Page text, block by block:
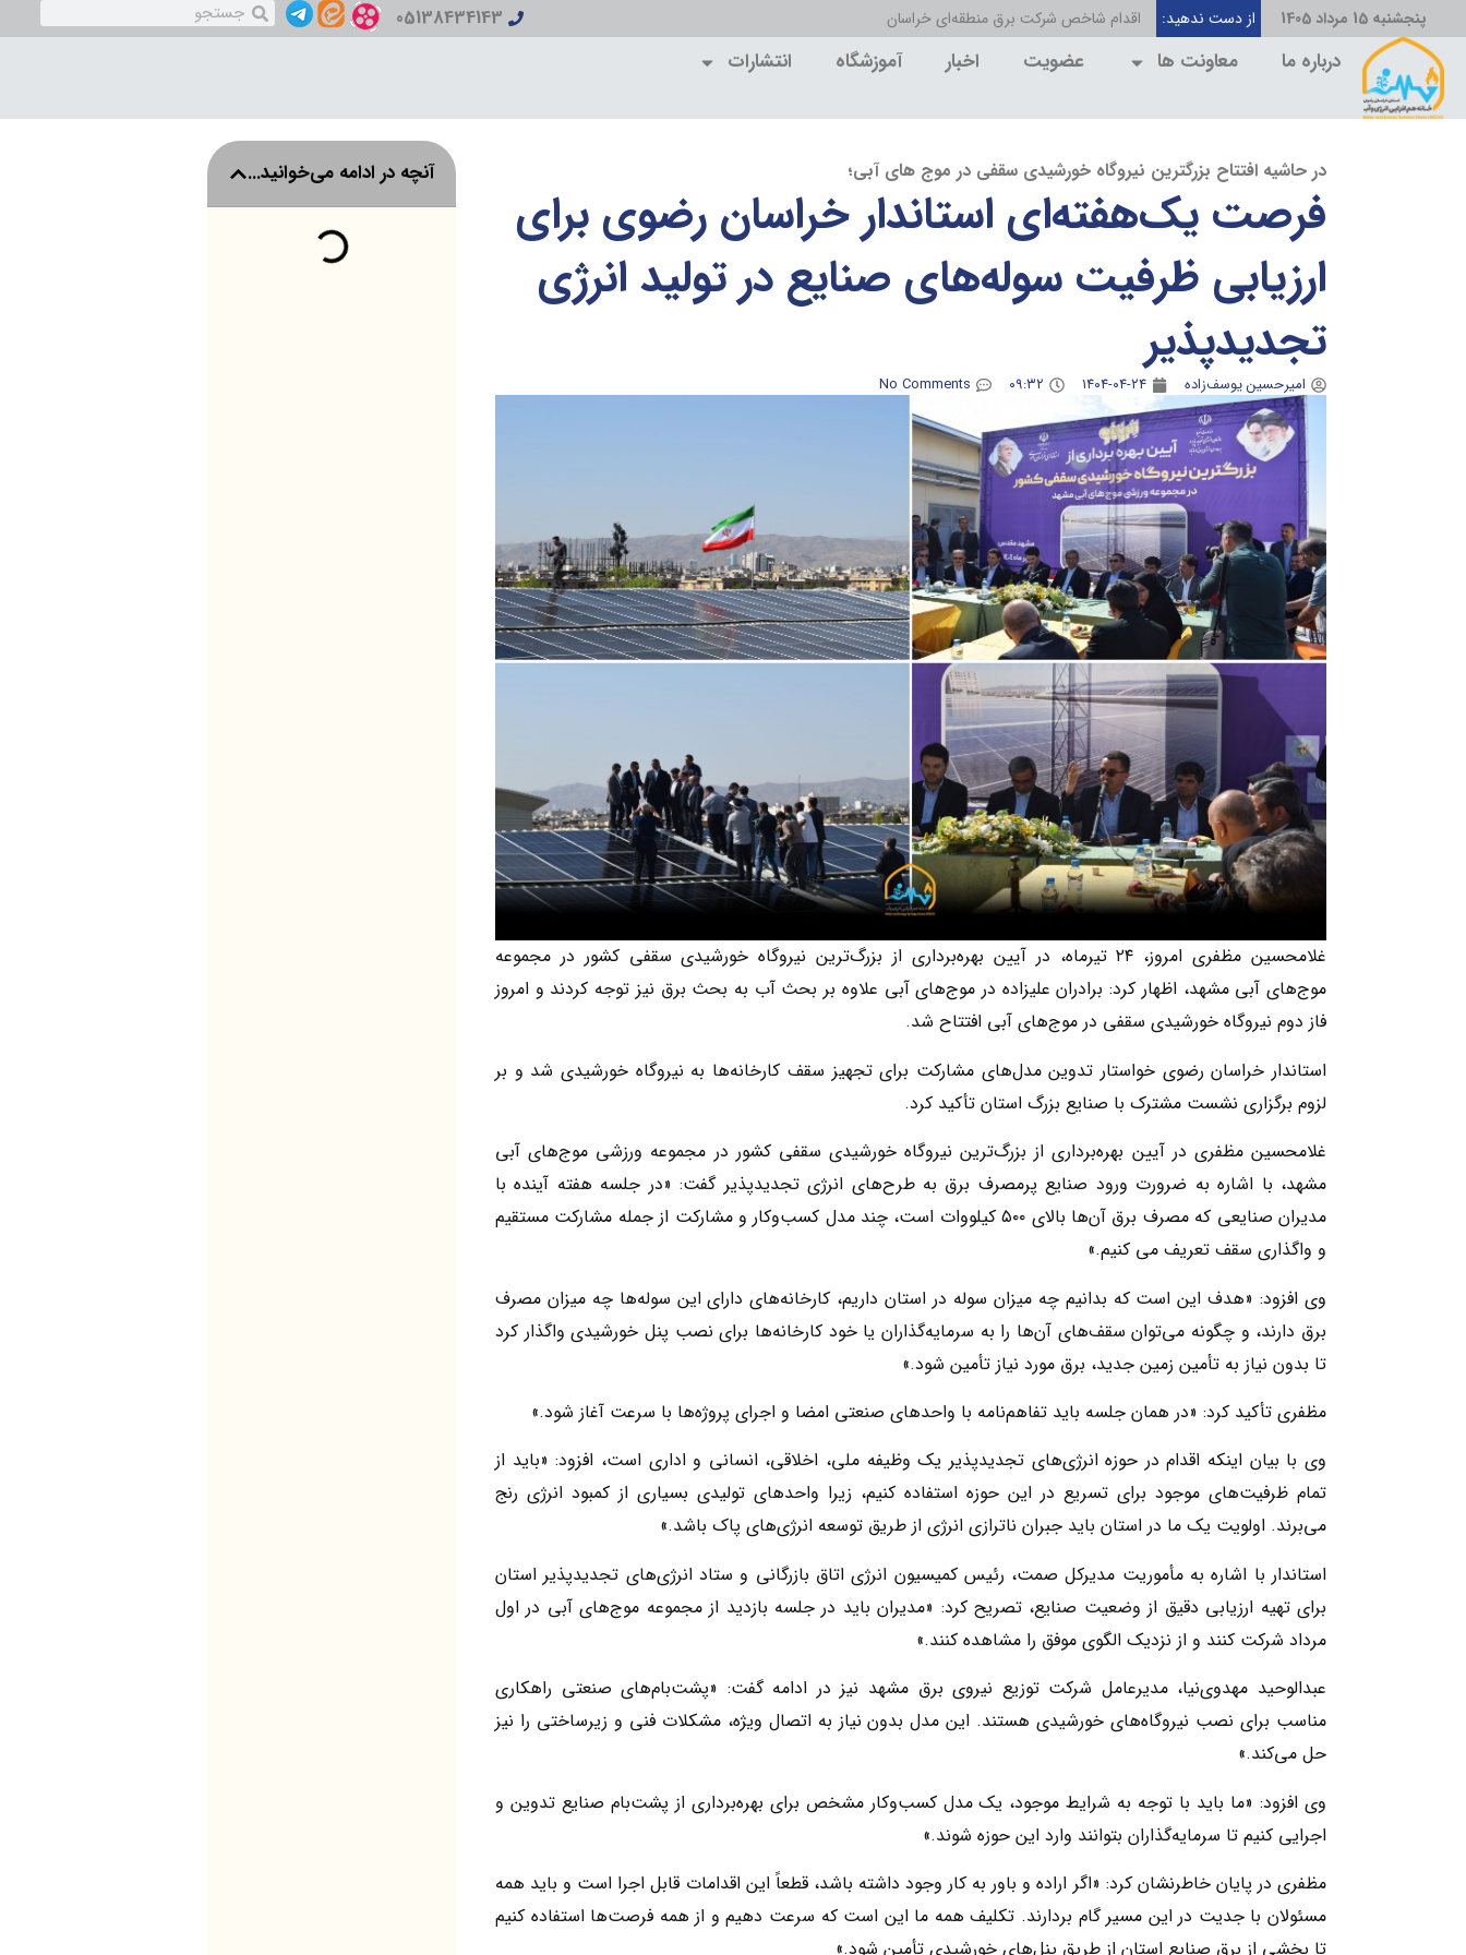
پنجشنبه 15 مرداد 1405 از دست ندهید: اقدام شاخص شرکت برق منطقه‌ای خراسان 05138434143
درباره ما معاونت ها عضویت اخبار آموزشگاه انتشارات
در حاشیه افتتاح بزرگترین نیروگاه خورشیدی سقفی در موج های آبی؛
فرصت یک‌هفته‌ای استاندار خراسان رضوی برای
ارزیابی ظرفیت سوله‌های صنایع در تولید انرژی
تجدیدپذیر
امیرحسین یوسف‌زاده ۱۴۰۴-۰۴-۲۴ ۰۹:۳۲ No Comments
غلامحسین مظفری امروز، ۲۴ تیرماه، در آیین بهره‌برداری از بزرگ‌ترین نیروگاه خورشیدی سقفی کشور در مجموعه
موج‌های آبی مشهد، اظهار کرد: برادران علیزاده در موج‌های آبی علاوه بر بحث آب به بحث برق نیز توجه کردند و امروز
فاز دوم نیروگاه خورشیدی سقفی در موج‌های آبی افتتاح شد.
استاندار خراسان رضوی خواستار تدوین مدل‌های مشارکت برای تجهیز سقف کارخانه‌ها به نیروگاه خورشیدی شد و بر
لزوم برگزاری نشست مشترک با صنایع بزرگ استان تأکید کرد.
غلامحسین مظفری در آیین بهره‌برداری از بزرگ‌ترین نیروگاه خورشیدی سقفی کشور در مجموعه ورزشی موج‌های آبی
مشهد، با اشاره به ضرورت ورود صنایع پرمصرف برق به طرح‌های انرژی تجدیدپذیر گفت: «در جلسه هفته آینده با
مدیران صنایعی که مصرف برق آن‌ها بالای ۵۰۰ کیلووات است، چند مدل کسب‌وکار و مشارکت از جمله مشارکت مستقیم
و واگذاری سقف تعریف می کنیم.»
وی افزود: «هدف این است که بدانیم چه میزان سوله در استان داریم، کارخانه‌های دارای این سوله‌ها چه میزان مصرف
برق دارند، و چگونه می‌توان سقف‌های آن‌ها را به سرمایه‌گذاران یا خود کارخانه‌ها برای نصب پنل خورشیدی واگذار کرد
تا بدون نیاز به تأمین زمین جدید، برق مورد نیاز تأمین شود.»
مظفری تأکید کرد: «در همان جلسه باید تفاهم‌نامه با واحدهای صنعتی امضا و اجرای پروژه‌ها با سرعت آغاز شود.»
وی با بیان اینکه اقدام در حوزه انرژی‌های تجدیدپذیر یک وظیفه ملی، اخلاقی، انسانی و اداری است، افزود: «باید از
تمام ظرفیت‌های موجود برای تسریع در این حوزه استفاده کنیم، زیرا واحدهای تولیدی بسیاری از کمبود انرژی رنج
می‌برند. اولویت یک ما در استان باید جبران ناترازی انرژی از طریق توسعه انرژی‌های پاک باشد.»
استاندار با اشاره به مأموریت مدیرکل صمت، رئیس کمیسیون انرژی اتاق بازرگانی و ستاد انرژی‌های تجدیدپذیر استان
برای تهیه ارزیابی دقیق از وضعیت صنایع، تصریح کرد: «مدیران باید در جلسه بازدید از مجموعه موج‌های آبی در اول
مرداد شرکت کنند و از نزدیک الگوی موفق را مشاهده کنند.»
عبدالوحید مهدوی‌نیا، مدیرعامل شرکت توزیع نیروی برق مشهد نیز در ادامه گفت: «پشت‌بام‌های صنعتی راهکاری
مناسب برای نصب نیروگاه‌های خورشیدی هستند. این مدل بدون نیاز به اتصال ویژه، مشکلات فنی و زیرساختی را نیز
حل می‌کند.»
وی افزود: «ما باید با توجه به شرایط موجود، یک مدل کسب‌وکار مشخص برای بهره‌برداری از پشت‌بام صنایع تدوین و
اجرایی کنیم تا سرمایه‌گذاران بتوانند وارد این حوزه شوند.»
مظفری در پایان خاطرنشان کرد: «اگر اراده و باور به کار وجود داشته باشد، قطعاً این اقدامات قابل اجرا است و باید همه
مسئولان با جدیت در این مسیر گام بردارند. تکلیف همه ما این است که سرعت دهیم و از همه فرصت‌ها استفاده کنیم
تا بخشی از برق صنایع استان از طریق پنل‌های خورشیدی تأمین شود.»
آنچه در ادامه می‌خوانید...